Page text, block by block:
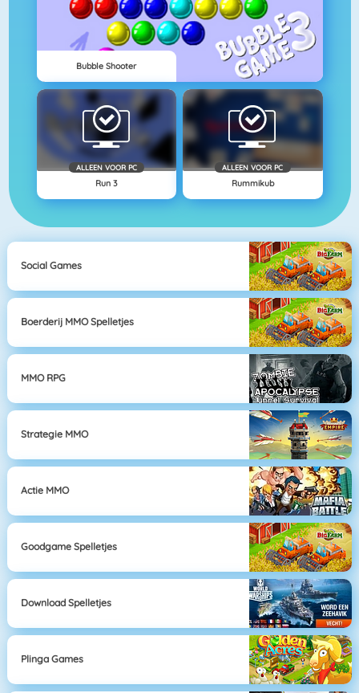
Bubble Shooter
ALLEEN VOOR PC
Run 3
ALLEEN VOOR PC
Rummikub
Social Games
Boerderij MMO Spelletjes
MMO RPG
Strategie MMO
Actie MMO
Goodgame Spelletjes
Download Spelletjes
Plinga Games